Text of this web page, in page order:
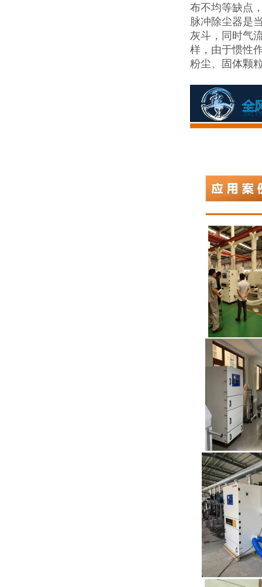
布不均等缺点
脉冲除尘器是
灰斗，同时气
样，由于惯性
粉尘、固体颗